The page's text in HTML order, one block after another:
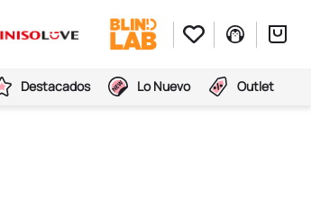
Destacados Lo Nuevo Outlet